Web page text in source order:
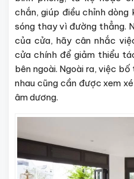
chắn, giúp điều chỉnh
sóng thay vì đường thẳng.
của cửa, hãy cân nhắc
cửa chính để giảm thiểu
bên ngoài. Ngoài ra, việc
nhau cũng cần được xem
âm dương.